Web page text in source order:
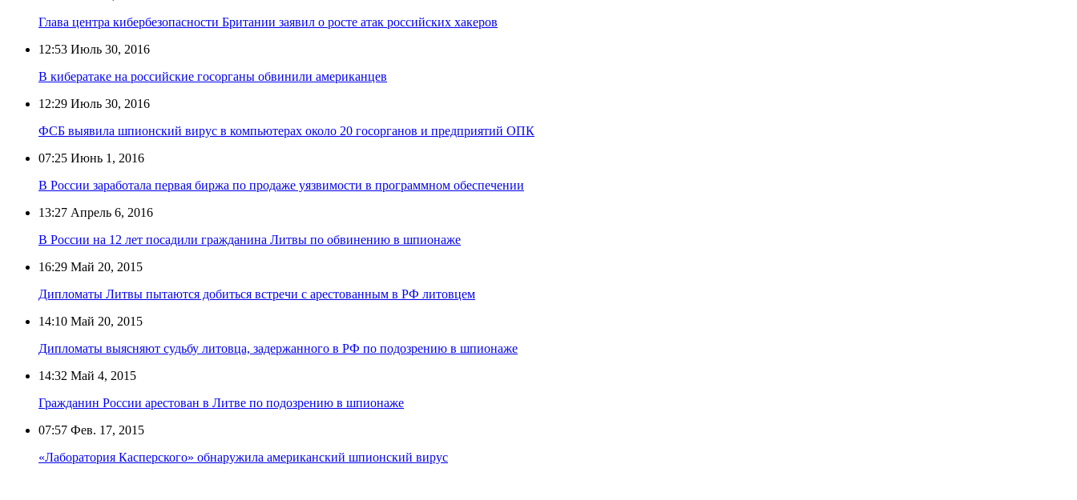
Глава центра кибербезопасности Британии заявил о росте атак российских хакеров
12:53 Июль 30, 2016
В кибератаке на российские госорганы обвинили американцев
12:29 Июль 30, 2016
ФСБ выявила шпионский вирус в компьютерах около 20 госорганов и предприятий ОПК
07:25 Июнь 1, 2016
В России заработала первая биржа по продаже уязвимости в программном обеспечении
13:27 Апрель 6, 2016
В России на 12 лет посадили гражданина Литвы по обвинению в шпионаже
16:29 Май 20, 2015
Дипломаты Литвы пытаются добиться встречи с арестованным в РФ литовцем
14:10 Май 20, 2015
Дипломаты выясняют судьбу литовца, задержанного в РФ по подозрению в шпионаже
14:32 Май 4, 2015
Гражданин России арестован в Литве по подозрению в шпионаже
07:57 Фев. 17, 2015
«Лаборатория Касперского» обнаружила американский шпионский вирус